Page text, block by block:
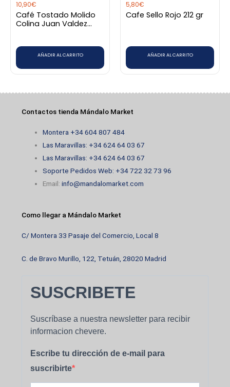
10,90€
Café Tostado Molido
Colina Juan Valdez
AÑADIR AL CARRITO
5,80€
Cafe Sello Rojo 212 gr
AÑADIR AL CARRITO
Contactos tienda Mándalo Market
Montera +34 604 807 484
Las Maravillas: +34 624 64 03 67
Las Maravillas: +34 624 64 03 67
Soporte Pedidos Web: +34 722 32 73 96
Email:info@mandalomarket.com
Como llegar a Mándalo Market
C/ Montera 33 Pasaje del Comercio, Local 8
C. de Bravo Murillo, 122, Tetuán, 28020 Madrid
SUSCRIBETE
Suscríbase a nuestra newsletter para recibir
informacion chevere.
Escribe tu dirección de e-mail para
suscribirte